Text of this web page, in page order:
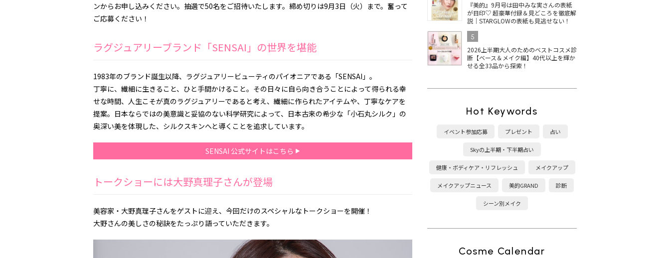
ンからお申し込みください。抽選で50名をご招待いたします。締め切りは9月3日（火）まで。奮って
ご応募ください！
ラグジュアリーブランド「SENSAI」の世界を堪能
1983年のブランド誕生以降、ラグジュアリービューティのパイオニアである「SENSAI」。
丁寧に、繊細に生きること、ひと手間かけること。その日々に自ら向き合うことによって得られる幸
せな時間、人生こそが真のラグジュアリーであると考え、繊細に作られたアイテムや、丁寧なケアを
提案。日本ならではの美意識と妥協のない科学研究によって、日本古来の希少な「小石丸シルク」の
奥深い美を体現した、シルクスキンへと導くことを追求しています。
SENSAI 公式サイトはこちら
トークショーには大野真理子さんが登場
美容家・大野真理子さんをゲストに迎え、今回だけのスペシャルなトークショーを開催！
大野さんの美しさの秘訣をたっぷり語っていただきます。
『美的』9月号は田中みな実さんの表紙
が目印♡ 超豪華付録＆見どころを徹底解
説｜STARGLOWの表紙も見逃せない！
5
2026上半期大人のためのベストコスメ診
断【ベース＆メイク編】40代以上を輝か
せる全33品から探索！
Hot Keywords
イベント参加応募 プレゼント 占い
Skyの上半期・下半期占い
健康・ボディケア・リフレッシュ メイクアップ
メイクアップニュース 美的GRAND 診断
シーン別メイク
Cosme Calendar